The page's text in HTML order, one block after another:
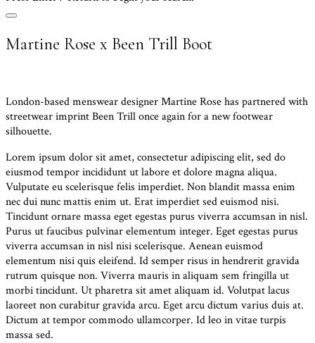
close
form
Martine Rose x Been Trill Boot
London-based menswear designer Martine Rose has partnered with
streetwear imprint Been Trill once again for a new footwear
silhouette.
Lorem ipsum dolor sit amet, consectetur adipiscing elit, sed do
eiusmod tempor incididunt ut labore et dolore magna aliqua.
Vulputate eu scelerisque felis imperdiet. Non blandit massa enim
nec dui nunc mattis enim ut. Erat imperdiet sed euismod nisi.
Tincidunt ornare massa eget egestas purus viverra accumsan in nisl.
Purus ut faucibus pulvinar elementum integer. Eget egestas purus
viverra accumsan in nisl nisi scelerisque. Aenean euismod
elementum nisi quis eleifend. Id semper risus in hendrerit gravida
rutrum quisque non. Viverra mauris in aliquam sem fringilla ut
morbi tincidunt. Ut pharetra sit amet aliquam id. Volutpat lacus
laoreet non curabitur gravida arcu. Eget arcu dictum varius duis at.
Dictum at tempor commodo ullamcorper. Id leo in vitae turpis
massa sed.